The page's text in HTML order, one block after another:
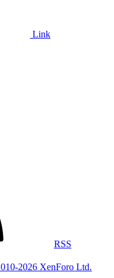
Link
RSS
2026 XenForo Ltd.